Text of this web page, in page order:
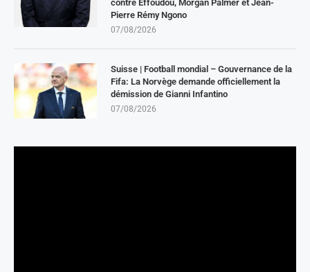
contre Effoudou, Morgan Palmer et Jean-
Pierre Rémy Ngono
07/08/2026
Suisse | Football mondial – Gouvernance de la
Fifa: La Norvège demande officiellement la
démission de Gianni Infantino
07/08/2026